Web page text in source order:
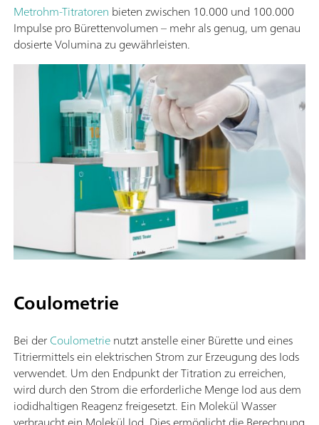
Metrohm-Titratoren bieten zwischen 10.000 und 100.000
Impulse pro Bürettenvolumen – mehr als genug, um genau
dosierte Volumina zu gewährleisten.
Coulometrie
Bei derCoulometrienutzt anstelle einer Bürette und eines
Titriermittels ein elektrischen Strom zur Erzeugung des Iods
verwendet. Um den Endpunkt der Titration zu erreichen,
wird durch den Strom die erforderliche Menge Iod aus dem
iodidhaltigen Reagenz freigesetzt. Ein Molekül Wasser